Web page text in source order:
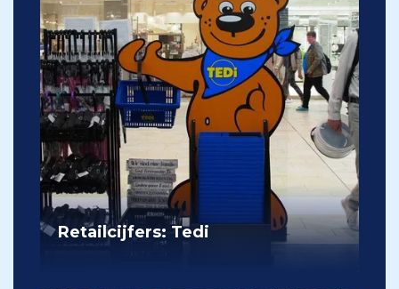
Retailcijfers: Tedi